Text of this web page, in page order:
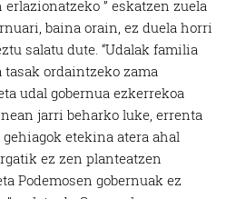
” eskatzen zuela
baina orain, ez duela horri
salatu dute. “Udalak familia
tasak ordaintzeko zama
udal gobernua ezkerrekoa
jarri beharko luke, errenta
etekina atera ahal
ez zen planteatzen
Podemosen gobernuak ez